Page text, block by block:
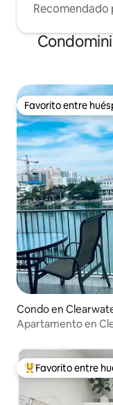
Recomendado
Favorito entre
Favorito entre
Condo en
Apartamento en
Favorito entre
Favorito entre